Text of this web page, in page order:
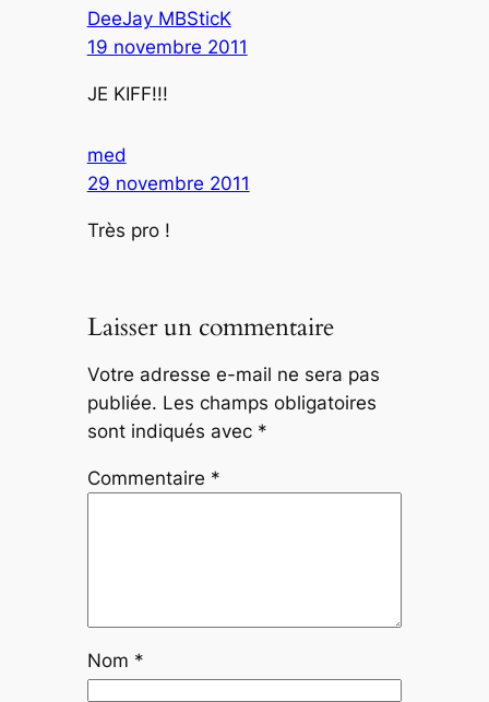
DeeJay MBSticK
19 novembre 2011
JE KIFF!!!
med
29 novembre 2011
Très pro !
Laisser un commentaire
Votre adresse e-mail ne sera pas
publiée. Les champs obligatoires
sont indiqués avec *
Commentaire *
Nom *